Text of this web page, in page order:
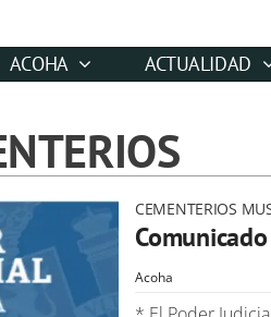
ACOHA ACTUALIDAD
CEMENTERIOS
Acoha